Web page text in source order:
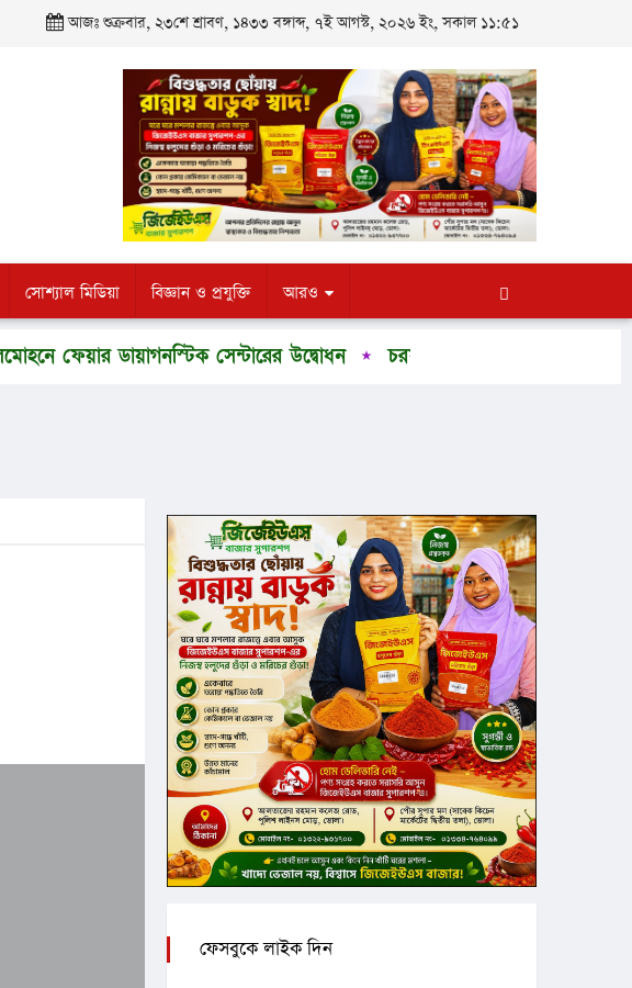
আজঃ শুক্রবার, ২৩শে শ্রাবণ, ১৪৩৩ বঙ্গাব্দ, ৭ই আগস্ট, ২০২৬ ইং, সকাল ১১:৫১
সোশ্যাল মিডিয়া বিজ্ঞান ও প্রযুক্তি আরও
ফেয়ার ডায়াগনস্টিক সেন্টারের উদ্বোধন চরফ্যাশনে শিক্ষক পেটানো মামলায়
ফেসবুকে লাইক দিন